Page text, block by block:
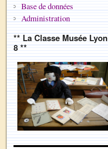
Base de données
Administration
** La Classe Musée Lyon
8 **